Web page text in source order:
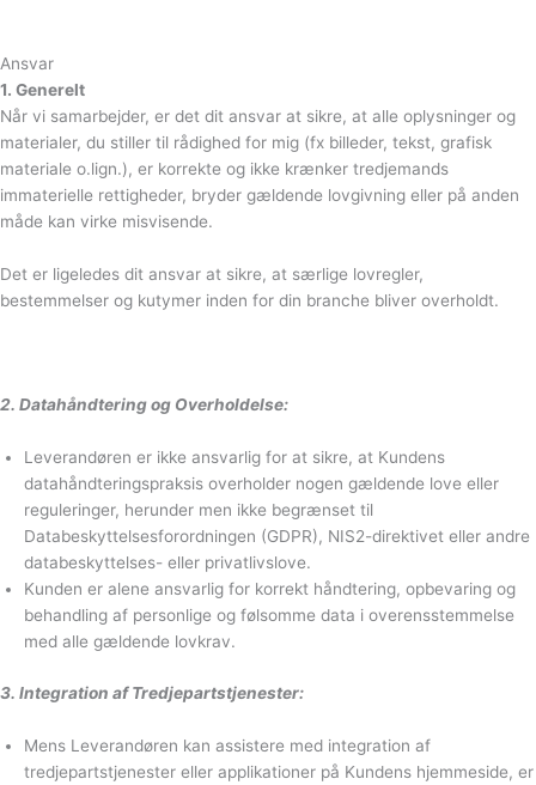
Ansvar
1. Generelt
Når vi samarbejder, er det dit ansvar at sikre, at alle oplysninger og
materialer, du stiller til rådighed for mig (fx billeder, tekst, grafisk
materiale o.lign.), er korrekte og ikke krænker tredjemands
immaterielle rettigheder, bryder gældende lovgivning eller på anden
måde kan virke misvisende.
Det er ligeledes dit ansvar at sikre, at særlige lovregler,
bestemmelser og kutymer inden for din branche bliver overholdt.
2. Datahåndtering og Overholdelse:
Leverandøren er ikke ansvarlig for at sikre, at Kundens
datahåndteringspraksis overholder nogen gældende love eller
reguleringer, herunder men ikke begrænset til
Databeskyttelsesforordningen (GDPR), NIS2-direktivet eller andre
databeskyttelses- eller privatlivslove.
Kunden er alene ansvarlig for korrekt håndtering, opbevaring og
behandling af personlige og følsomme data i overensstemmelse
med alle gældende lovkrav.
3. Integration af Tredjepartstjenester:
Mens Leverandøren kan assistere med integration af
tredjepartstjenester eller applikationer på Kundens hjemmeside, er